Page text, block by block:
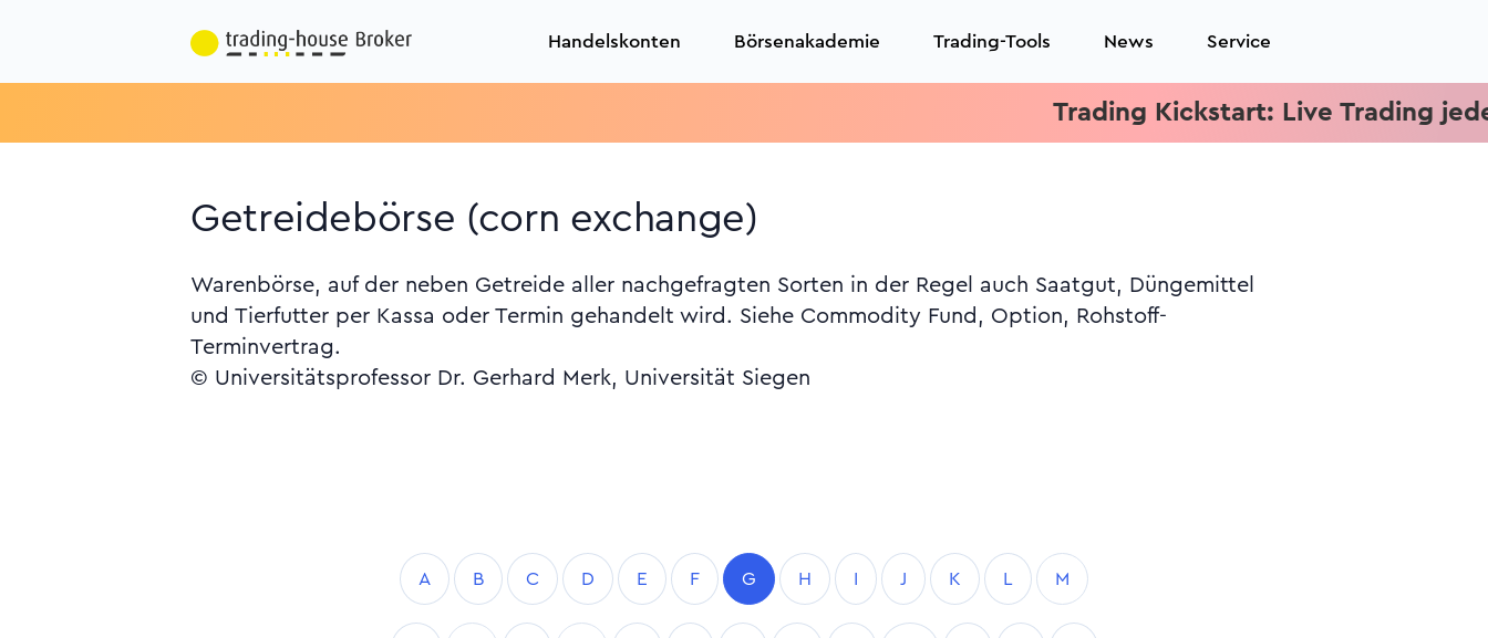
Handelskonten Börsenakademie Trading-Tools News Service
Trading Kickstart: Live Trading jeden
Getreidebörse (corn exchange)
Warenbörse, auf der neben Getreide aller nachgefragten Sorten in der Regel auch Saatgut, Düngemittel
und Tierfutter per Kassa oder Termin gehandelt wird. Siehe Commodity Fund, Option, Rohstoff-
Terminvertrag.
© Universitätsprofessor Dr. Gerhard Merk, Universität Siegen
A B C D E F G H I J K L M